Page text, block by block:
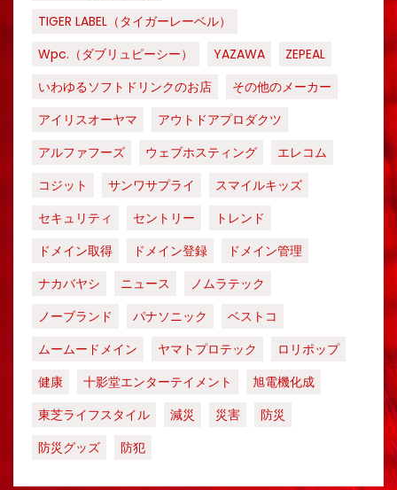
TIGER LABEL（タイガーレーベル）
Wpc.（ダブリュピーシー）
YAZAWA
ZEPEAL
いわゆるソフトドリンクのお店
その他のメーカー
アイリスオーヤマ
アウトドアプロダクツ
アルファフーズ
ウェブホスティング
エレコム
コジット
サンワサプライ
スマイルキッズ
セキュリティ
セントリー
トレンド
ドメイン取得
ドメイン登録
ドメイン管理
ナカバヤシ
ニュース
ノムラテック
ノーブランド
パナソニック
ベストコ
ムームードメイン
ヤマトプロテック
ロリポップ
健康
十影堂エンターテイメント
旭電機化成
東芝ライフスタイル
減災 災害
防災
防災グッズ
防犯